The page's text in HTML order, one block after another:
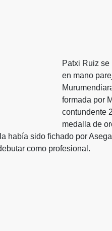
Patxi Ruiz
en mano
formada por
contundente
medalla de
había sido fichado por
como profesional.